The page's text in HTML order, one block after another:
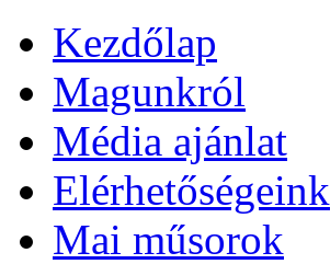
Kezdőlap
Magunkról
Média ajánlat
Elérhetőségeink
Mai műsorok